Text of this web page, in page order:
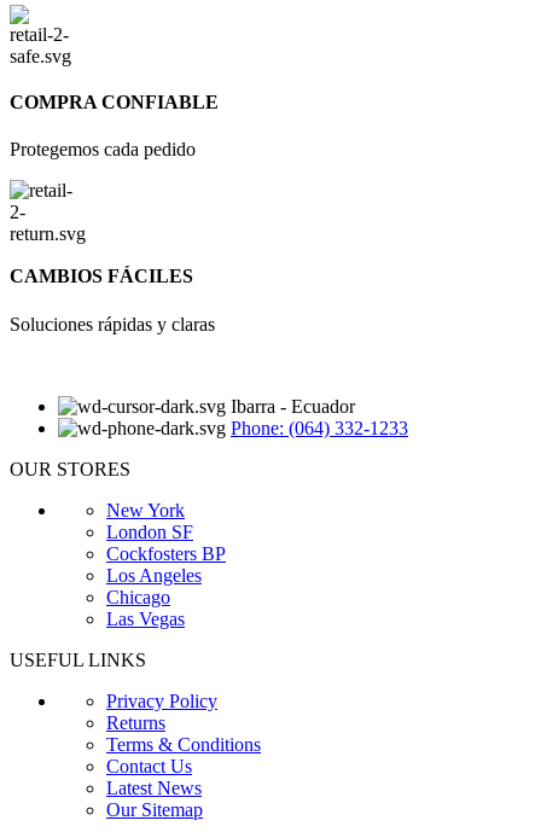
COMPRA CONFIABLE
Protegemos cada pedido
CAMBIOS FÁCILES
Soluciones rápidas y claras
Ibarra - Ecuador
Phone: (064) 332-1233
OUR STORES
New York
London SF
Cockfosters BP
Los Angeles
Chicago
Las Vegas
USEFUL LINKS
Privacy Policy
Returns
Terms & Conditions
Contact Us
Latest News
Our Sitemap